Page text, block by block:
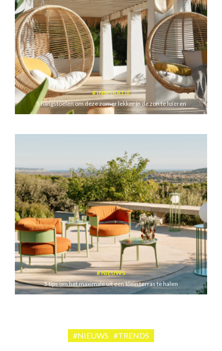
INSPIRATIE
5 hangstoelen om deze zomer lekker in de zon te luieren
NIEUWS
5 tips om het maximale uit een klein terras te halen
#NIEUWS #TRENDS